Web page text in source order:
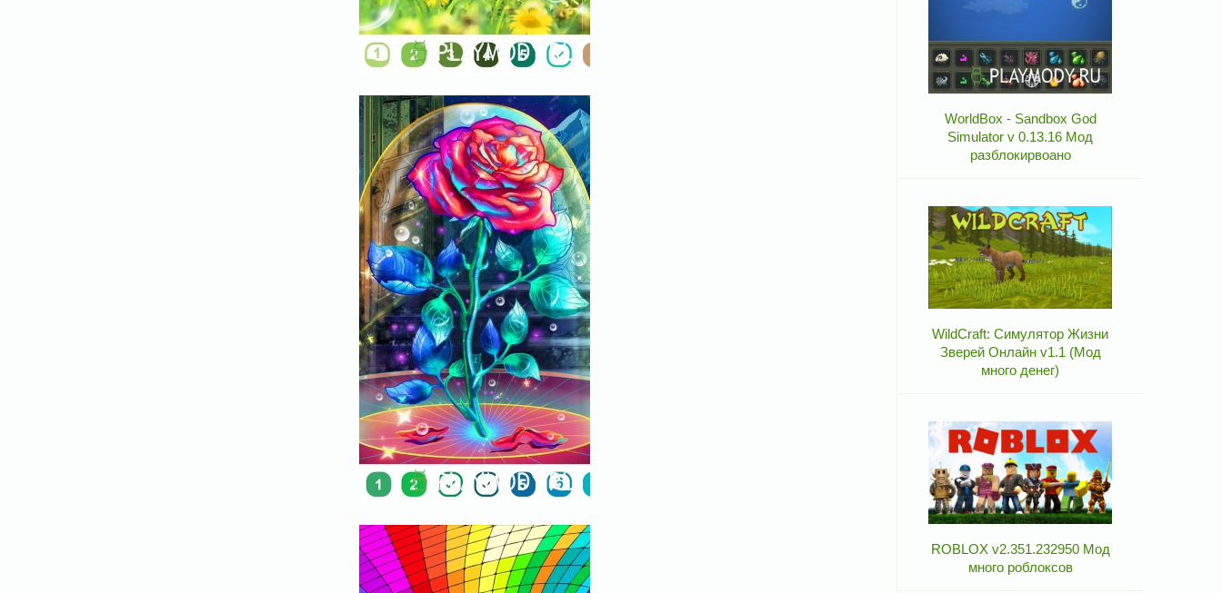
WorldBox - Sandbox God
Simulator v 0.13.16 Мод
разблокирвоано
WildCraft: Симулятор Жизни
Зверей Онлайн v1.1 (Мод
много денег)
ROBLOX v2.351.232950 Мод
много роблоксов